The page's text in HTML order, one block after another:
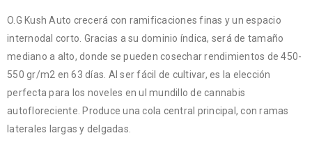
O.G Kush Auto crecerá con ramificaciones finas y un espacio
internodal corto. Gracias a su dominio índica, será de tamaño
mediano a alto, donde se pueden cosechar rendimientos de 450-
550 gr/m2 en 63 días. Al ser fácil de cultivar, es la elección
perfecta para los noveles en ul mundillo de cannabis
autofloreciente. Produce una cola central principal, con ramas
laterales largas y delgadas.